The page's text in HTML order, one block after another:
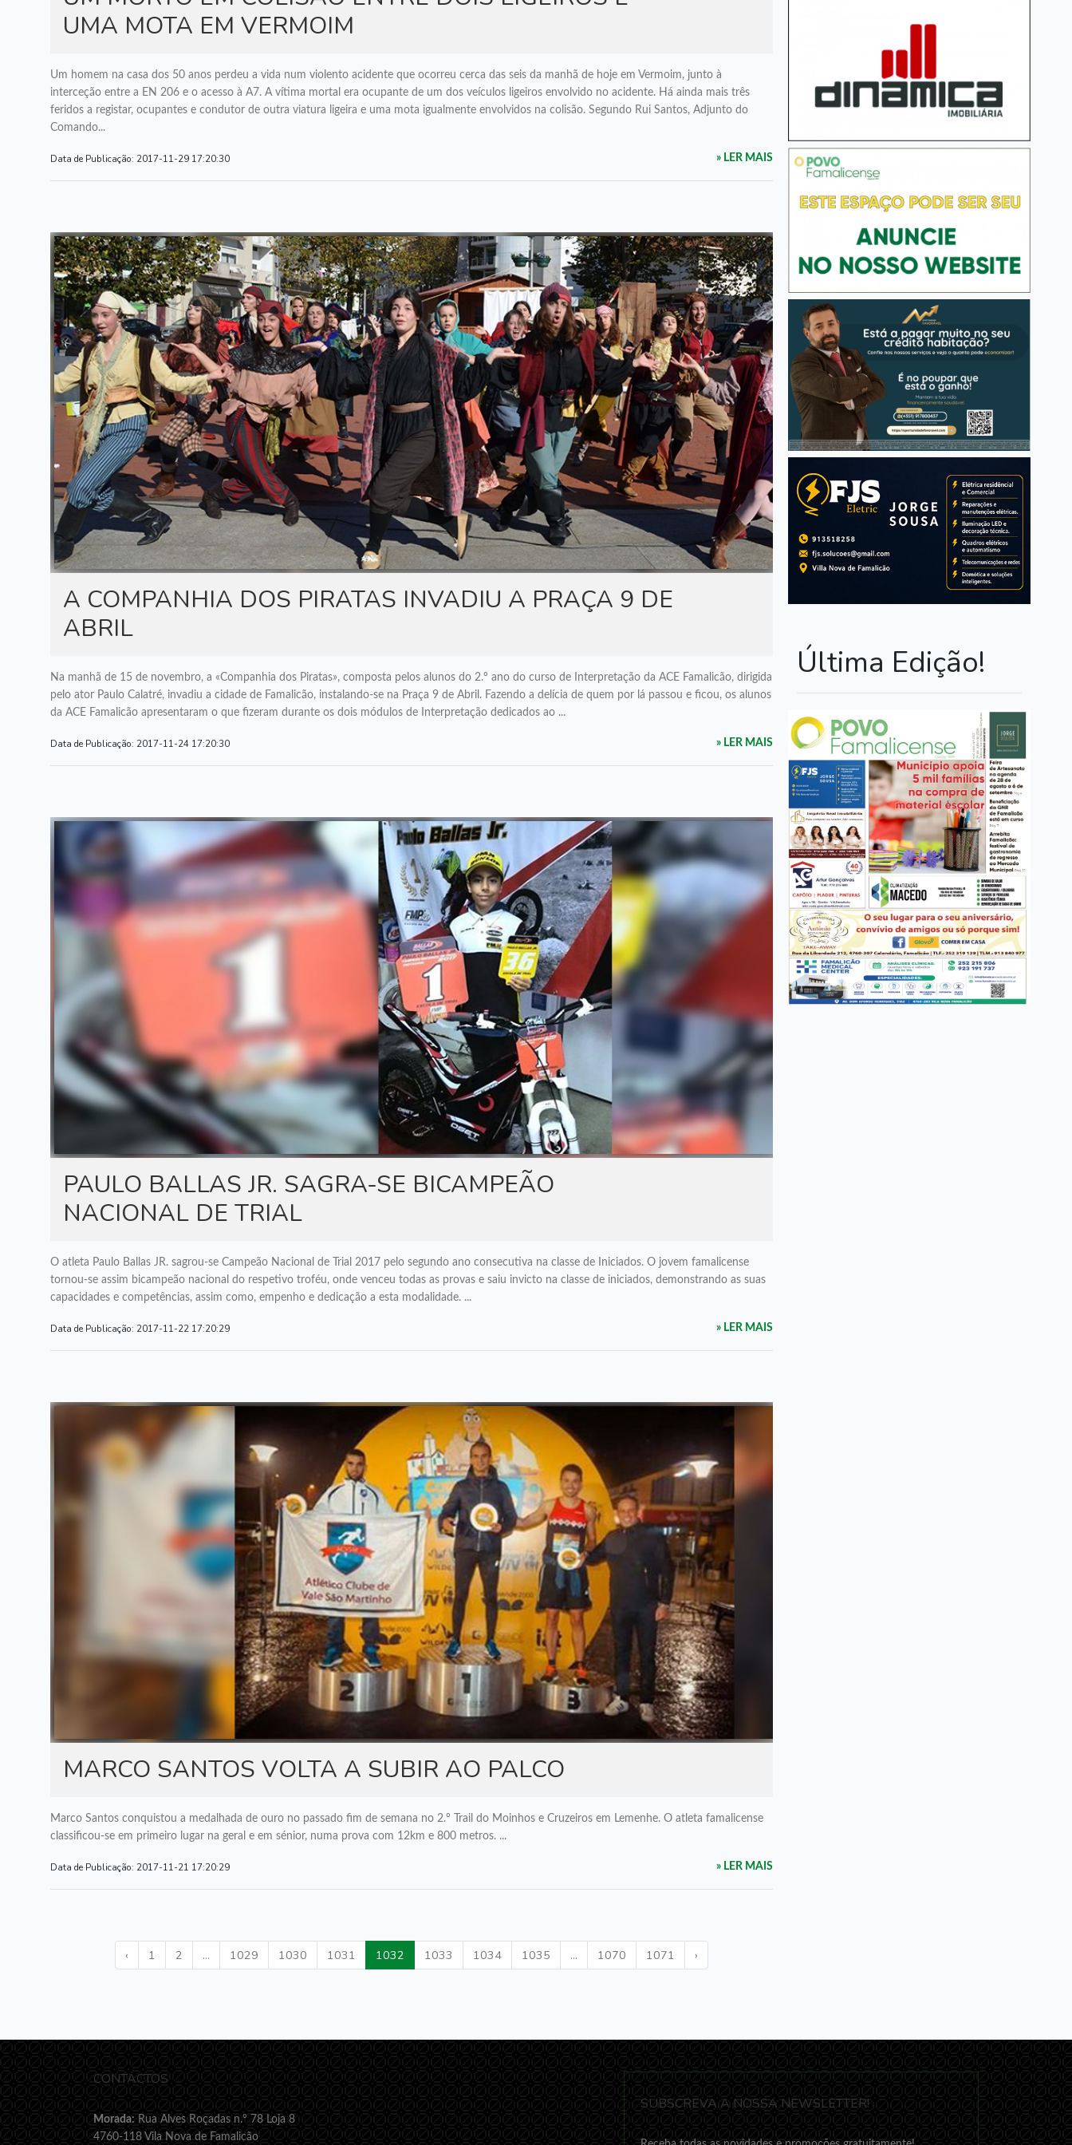
UMA MOTA EM VERMOIM
Um homem na casa dos 50 anos perdeu a vida num violento acidente que ocorreu cerca das seis da manhã de hoje em Vermoim, junto à
interceção entre a EN 206 e o acesso à A7. A vítima mortal era ocupante de um dos veículos ligeiros envolvido no acidente. Há ainda mais três
feridos a registar, ocupantes e condutor de outra viatura ligeira e uma mota igualmente envolvidos na colisão. Segundo Rui Santos, Adjunto do
Comando...
» LER MAIS
Data de Publicação: 2017-11-29 17:20:30
A COMPANHIA DOS PIRATAS INVADIU A PRAÇA 9 DE
ABRIL
Na manhã de 15 de novembro, a «Companhia dos Piratas», composta pelos alunos do 2.º ano do curso de Interpretação da ACE Famalicão, dirigida
pelo ator Paulo Calatré, invadiu a cidade de Famalicão, instalando-se na Praça 9 de Abril. Fazendo a delícia de quem por lá passou e ficou, os alunos
da ACE Famalicão apresentaram o que fizeram durante os dois módulos de Interpretação dedicados ao ...
» LER MAIS
Data de Publicação: 2017-11-24 17:20:30
PAULO BALLAS JR. SAGRA-SE BICAMPEÃO
NACIONAL DE TRIAL
O atleta Paulo Ballas JR. sagrou-se Campeão Nacional de Trial 2017 pelo segundo ano consecutiva na classe de Iniciados. O jovem famalicense
tornou-se assim bicampeão nacional do respetivo troféu, onde venceu todas as provas e saiu invicto na classe de iniciados, demonstrando as suas
capacidades e competências, assim como, empenho e dedicação a esta modalidade. ...
» LER MAIS
Data de Publicação: 2017-11-22 17:20:29
MARCO SANTOS VOLTA A SUBIR AO PALCO
Marco Santos conquistou a medalhada de ouro no passado fim de semana no 2.º Trail do Moinhos e Cruzeiros em Lemenhe. O atleta famalicense
classificou-se em primeiro lugar na geral e em sénior, numa prova com 12km e 800 metros. ...
» LER MAIS
Data de Publicação: 2017-11-21 17:20:29
‹ 1 2 ... 1029 1030 1031 1032 1033 1034 1035 ... 1070 1071 ›
Última Edição!
CONTACTOS
Morada: Rua Alves Roçadas n.º 78 Loja 8
4760-118 Vila Nova de Famalicão
SUBSCREVA A NOSSA NEWSLETTER!